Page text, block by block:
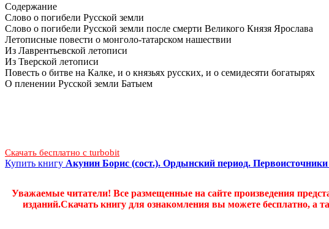
Содержание
Слово о погибели Русской земли
Слово о погибели Русской земли после смерти Великого Князя Ярослава
Летописные повести о монголо-татарском нашествии
Из Лаврентьевской летописи
Из Тверской летописи
Повесть о битве на Калке, и о князьях русских, и о семидесяти богатырях
О пленении Русской земли Батыем
Скачать бесплатно c turbobit
Купить книгу Акунин Борис (сост.). Ордынский период. Первоисточники
Уважаемые читатели! Все размещенные на сайте произведения
изданий.Скачать книгу для ознакомления вы можете бесплатно, а